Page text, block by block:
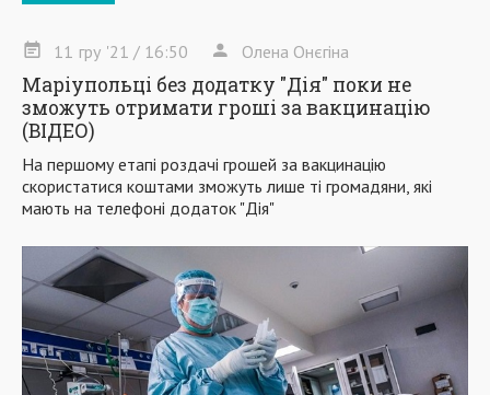
11 гру '21 / 16:50 Олена Онєгіна
Маріупольці без додатку "Дія" поки не
зможуть отримати гроші за вакцинацію
(ВІДЕО)
На першому етапі роздачі грошей за вакцинацію
скористатися коштами зможуть лише ті громадяни, які
мають на телефоні додаток "Дія"